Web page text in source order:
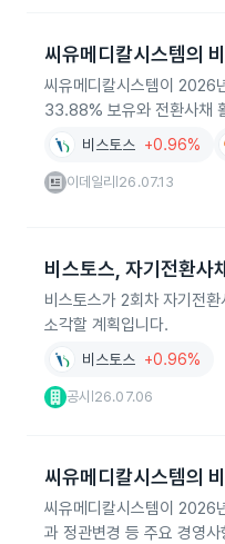
씨유메디칼시스템의
씨유메디칼시스템이 2026
33.88% 보유와 전환사채
비스토스 +0.96%
이데일리 26.07.13
비스토스, 자기전환사
비스토스가 2회차 자기전
소각할 계획입니다.
비스토스 +0.96%
공시 26.07.06
씨유메디칼시스템의
씨유메디칼시스템이 2026
과 정관변경 등 주요 경영사